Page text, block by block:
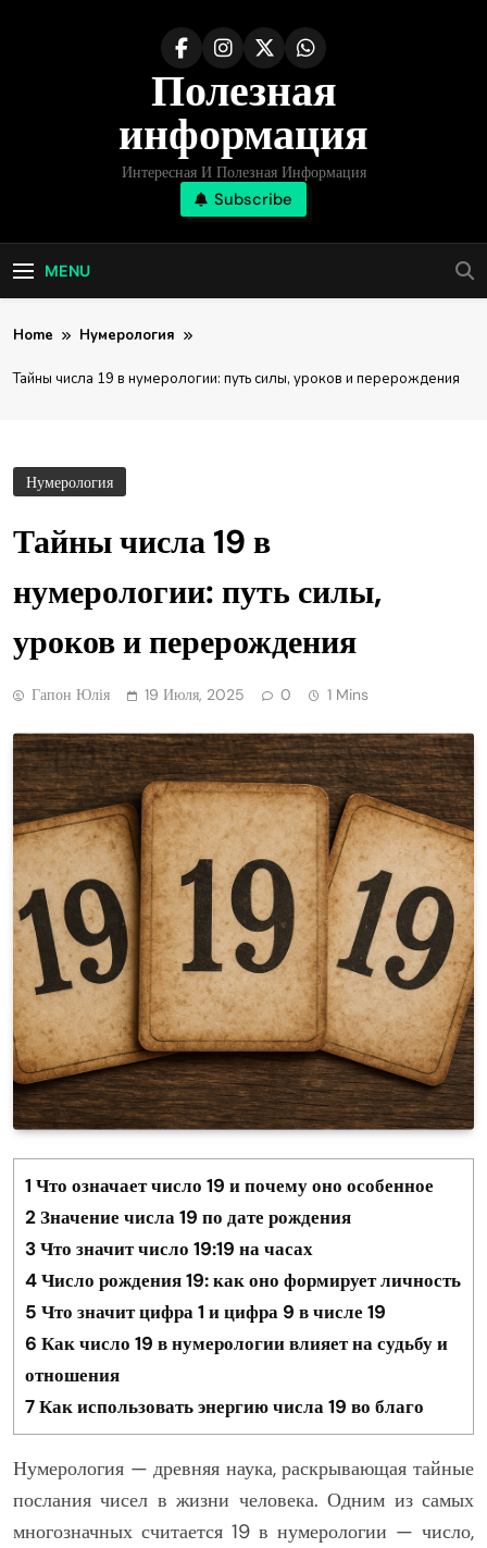
Полезная
информация
Интересная И Полезная Информация
Subscribe
MENU
Home Нумерология
Тайны числа 19 в нумерологии: путь силы, уроков и перерождения
Нумерология
Тайны числа 19 в
нумерологии: путь силы,
уроков и перерождения
Гапон Юлія 19 Июля, 2025 0 1 Mins
1 Что означает число 19 и почему оно особенное
2Значение числа 19 по дате рождения
3Что значит число 19:19 на часах
4Число рождения 19: как оно формирует личность
5 Что значит цифра 1 и цифра 9 в числе 19
6 Как число 19 в нумерологии влияет на судьбу и
отношения
7Как использовать энергию числа 19 во благо
Нумерология — древняя наука, раскрывающая тайные
послания чисел в жизни человека. Одним из самых
многозначных считается 19 в нумерологии — число,